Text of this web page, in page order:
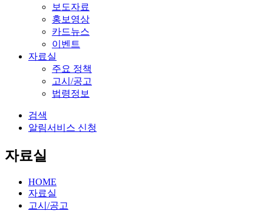
보도자료
홍보영상
카드뉴스
이벤트
자료실
주요 정책
고시/공고
법령정보
검색
알림서비스 신청
자료실
HOME
자료실
고시/공고